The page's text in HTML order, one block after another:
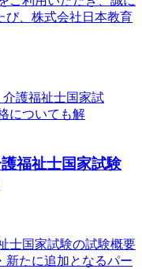
び、株式会社日本教育
福祉士国家試験
士国家試験の試験概要
新たに追加となるパー